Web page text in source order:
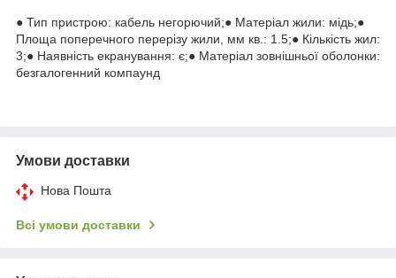
● Тип пристрою: кабель негорючий;● Матеріал жили: мідь;●
Площа поперечного перерізу жили, мм кв.: 1.5;● Кількість жил:
3;● Наявність екранування: є;● Матеріал зовнішньої оболонки:
безгалогенний компаунд
Умови доставки
Нова Пошта
Всі умови доставки